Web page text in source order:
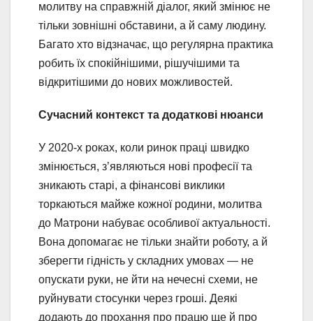
молитву на справжній діалог, який змінює не
тільки зовнішні обставини, а й саму людину.
Багато хто відзначає, що регулярна практика
робить їх спокійнішими, рішучішими та
відкритішими до нових можливостей.
Сучасний контекст та додаткові нюанси
У 2020-х роках, коли ринок праці швидко
змінюється, з’являються нові професії та
зникають старі, а фінансові виклики
торкаються майже кожної родини, молитва
до Матрони набуває особливої актуальності.
Вона допомагає не тільки знайти роботу, а й
зберегти гідність у складних умовах — не
опускати руки, не йти на нечесні схеми, не
руйнувати стосунки через гроші. Деякі
додають до прохання про працю ще й про